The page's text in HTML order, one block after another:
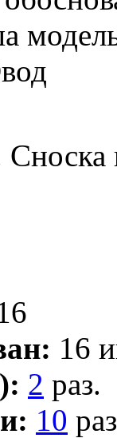
16
2 раз.
10